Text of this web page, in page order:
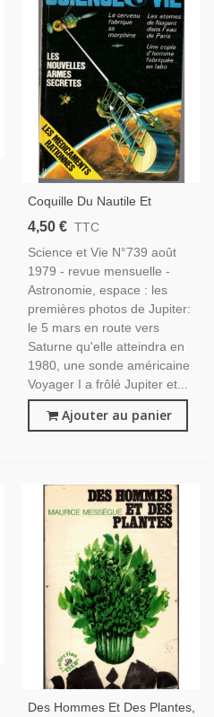
Coquille Du Nautile Et
Calendrier Lunaire,
Protrons, Automobiles, -
Science Et Vie N°739 Août
1979 -
4,50 € TTC
Science et Vie N°739 août
1979 - revue mensuelle -
Astronomie, espace : les
premières photos de Jupiter:
le 5 mars en route vers
Saturne qu'elle atteindra en
1980, une sonde américaine
Voyager I a frôlé Jupiter et...
Ajouter au panier
Des Hommes Et Des Plantes,